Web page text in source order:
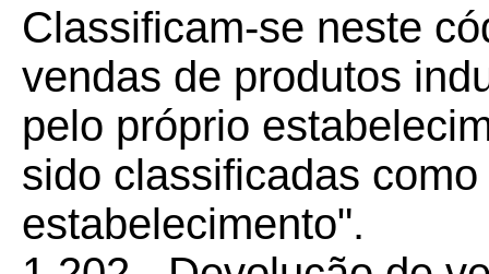
Classificam-se neste
vendas de produtos
pelo próprio
sido classificadas
estabelecimento".